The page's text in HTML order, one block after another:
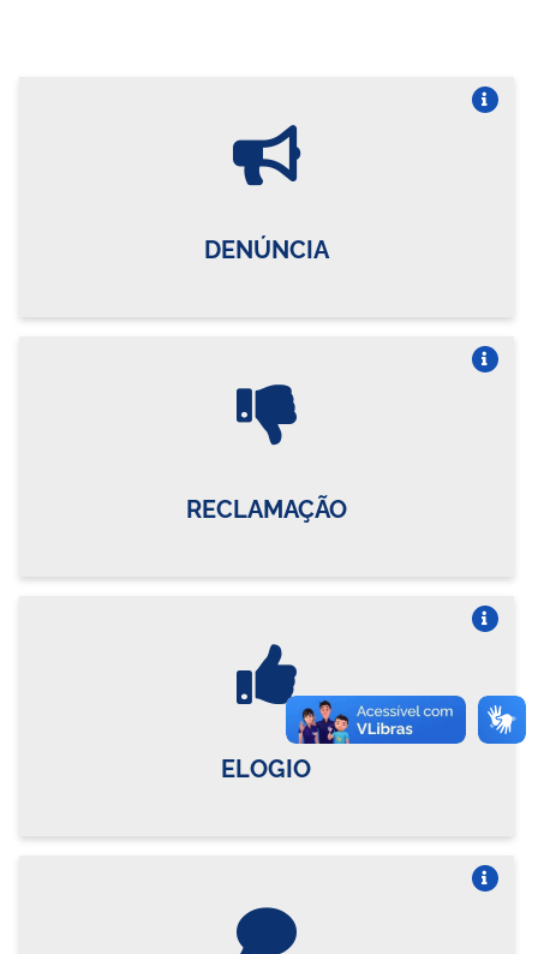
DENÚNCIA
RECLAMAÇÃO
ELOGIO